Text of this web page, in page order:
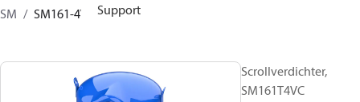
Support
SM
SM161-4VAM
Scrollverdichter,
SM161T4VC